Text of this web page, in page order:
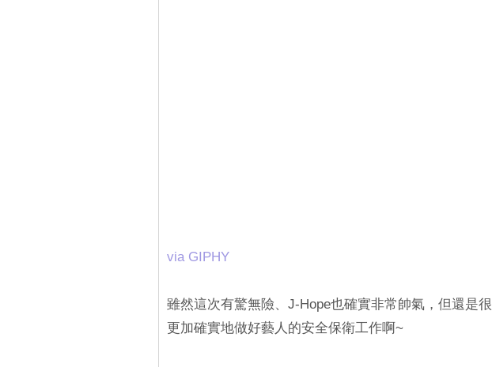
via GIPHY
雖然這次有驚無險、J-Hope也確實非常帥氣，但還是
更加確實地做好藝人的安全保衛工作啊~